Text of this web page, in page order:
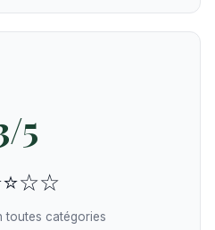
5
toutes catégories